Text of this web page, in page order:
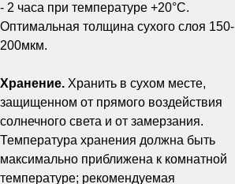
- 2 часа при температуре +20°C.
Оптимальная толщина сухого слоя 150-
200мкм.
Хранение. Хранить в сухом месте,
защищенном от прямого воздействия
солнечного света и от замерзания.
Температура хранения должна быть
максимально приближена к комнатной
температуре; рекомендуемая